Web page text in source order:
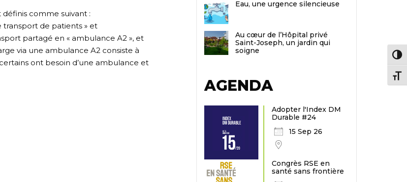
définis comme suivant :
transport de patients » et
partagé en « ambulance A2 », et
via une ambulance A2 consiste à
ont besoin d’une ambulance et
Eau, une urgence silencieuse
Au cœur de l’Hôpital privé
Saint-Joseph, un jardin qui
soigne
AGENDA
Adopter l'Index DM
Durable #24
15 Sep 26
Congrès RSE en
santé sans frontière